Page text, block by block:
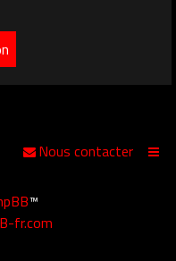
Nous contacter
™
fr.com